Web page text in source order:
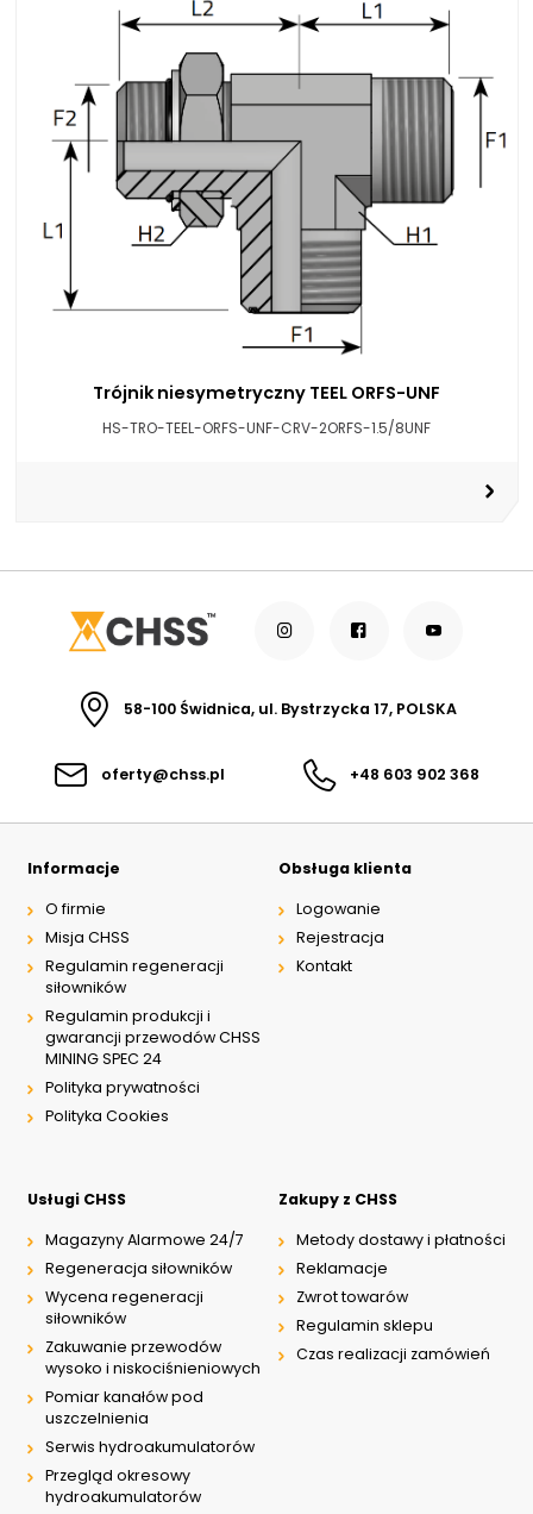
Trójnik niesymetryczny TEEL ORFS-UNF
HS-TRO-TEEL-ORFS-UNF-CRV-2ORFS-1.5/8UNF
58-100 Świdnica, ul. Bystrzycka 17, POLSKA
oferty@chss.pl +48 603 902 368
Informacje
O firmie
Misja CHSS
Regulamin regeneracji
siłowników
Regulamin produkcji i
gwarancji przewodów CHSS
MINING SPEC 24
Polityka prywatności
Polityka Cookies
Obsługa klienta
Logowanie
Rejestracja
Kontakt
Usługi CHSS
Magazyny Alarmowe 24/7
Regeneracja siłowników
Wycena regeneracji
siłowników
Zakuwanie przewodów
wysoko i niskociśnieniowych
Pomiar kanałów pod
uszczelnienia
Serwis hydroakumulatorów
Przegląd okresowy
hydroakumulatorów
Zakupy z CHSS
Metody dostawy i płatności
Reklamacje
Zwrot towarów
Regulamin sklepu
Czas realizacji zamówień